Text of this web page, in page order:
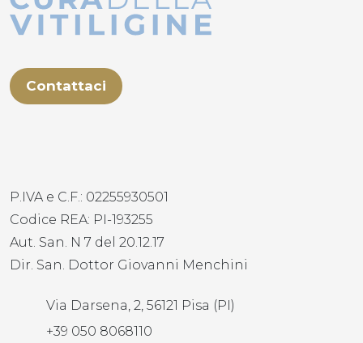
Contattaci
P.IVA e C.F.: 02255930501
Codice REA: PI-193255
Aut. San. N 7 del 20.12.17
Dir. San. Dottor Giovanni Menchini
Via Darsena, 2, 56121 Pisa (PI)
+39 050 8068110